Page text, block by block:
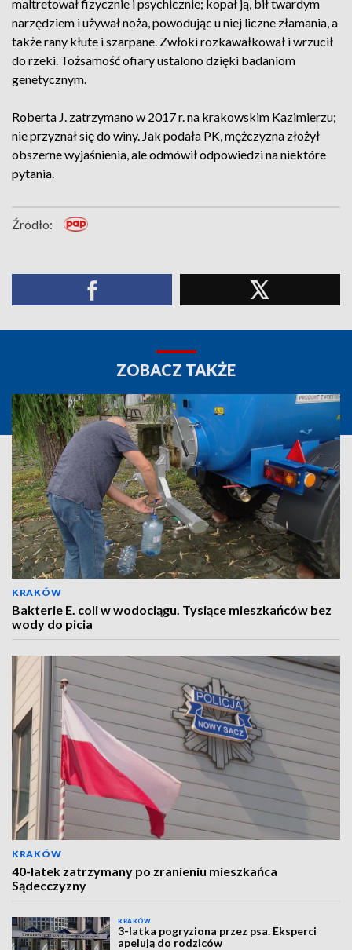
maltretował fizycznie i psychicznie; kopał ją, bił twardym
narzędziem i używał noża, powodując u niej liczne złamania, a
także rany kłute i szarpane. Zwłoki rozkawałkował i wrzucił
do rzeki. Tożsamość ofiary ustalono dzięki badaniom
genetycznym.
Roberta J. zatrzymano w 2017 r. na krakowskim Kazimierzu;
nie przyznał się do winy. Jak podała PK, mężczyzna złożył
obszerne wyjaśnienia, ale odmówił odpowiedzi na niektóre
pytania.
Źródło:
ZOBACZ TAKŻE
KRAKÓW
Bakterie E. coli w wodociągu. Tysiące mieszkańców bez
wody do picia
KRAKÓW
40-latek zatrzymany po zranieniu mieszkańca
Sądecczyzny
KRAKÓW
3-latka pogryziona przez psa. Eksperci
apelują do rodziców